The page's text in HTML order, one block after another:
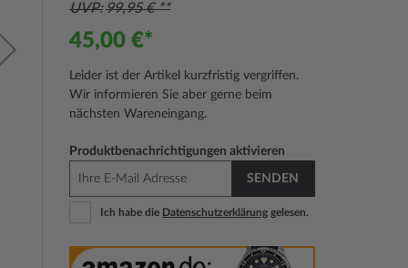
UVP 99,95 €
45,00 €
Leider ist der Artikel kurzfristig vergriffen.
Wir informieren Sie aber gerne beim
nächsten Wareneingang.
Produktbenachrichtigungen aktivieren
SENDEN
Ich habe die Datenschutzerklärung gelesen.